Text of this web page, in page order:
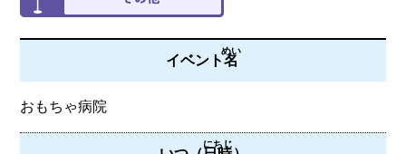
イベント名
めい
おもちゃ病院
にちじ